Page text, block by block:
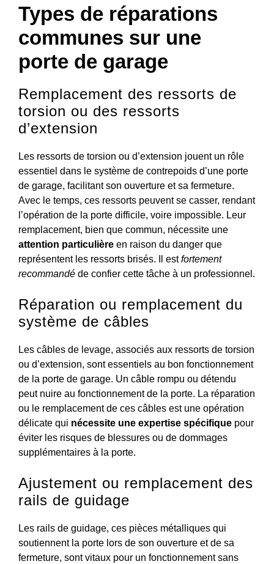
Types de réparations
communes sur une
porte de garage
Remplacement des ressorts de
torsion ou des ressorts
d’extension
Les ressorts de torsion ou d’extension jouent un rôle
essentiel dans le système de contrepoids d’une porte
de garage, facilitant son ouverture et sa fermeture.
Avec le temps, ces ressorts peuvent se casser, rendant
l’opération de la porte difficile, voire impossible. Leur
remplacement, bien que commun, nécessite une
attention particulière en raison du danger que
représentent les ressorts brisés. Il estfortement
recommandé de confier cette tâche à un professionnel.
Réparation ou remplacement du
système de câbles
Les câbles de levage, associés aux ressorts de torsion
ou d’extension, sont essentiels au bon fonctionnement
de la porte de garage. Un câble rompu ou détendu
peut nuire au fonctionnement de la porte. La réparation
ou le remplacement de ces câbles est une opération
délicate qui nécessite une expertise spécifique pour
éviter les risques de blessures ou de dommages
supplémentaires à la porte.
Ajustement ou remplacement des
rails de guidage
Les rails de guidage, ces pièces métalliques qui
soutiennent la porte lors de son ouverture et de sa
fermeture, sont vitaux pour un fonctionnement sans